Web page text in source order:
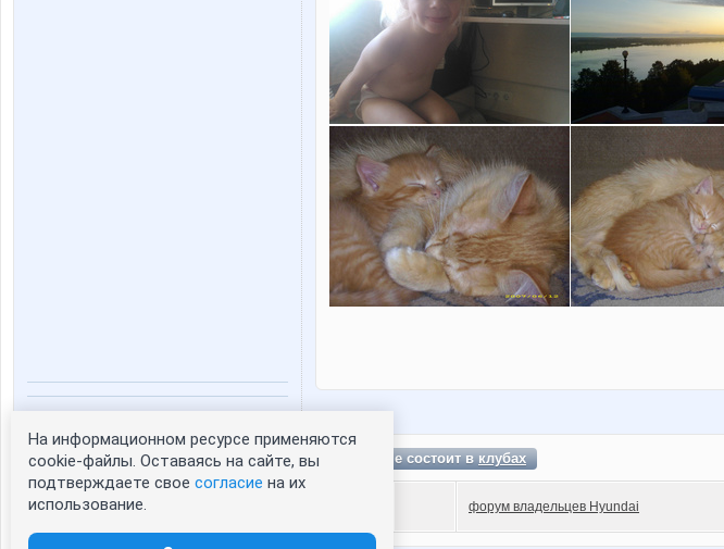
сейчас просматривают портрет - 0
зарегистрированные пользователи
посетившие портрет за 7 дней - 0
In-visible состоит вклубах
форум владельцев Hyundai
На информационном ресурсе применяются
cookie-файлы. Оставаясь на сайте, вы
подтверждаете свое согласие на их
использование.